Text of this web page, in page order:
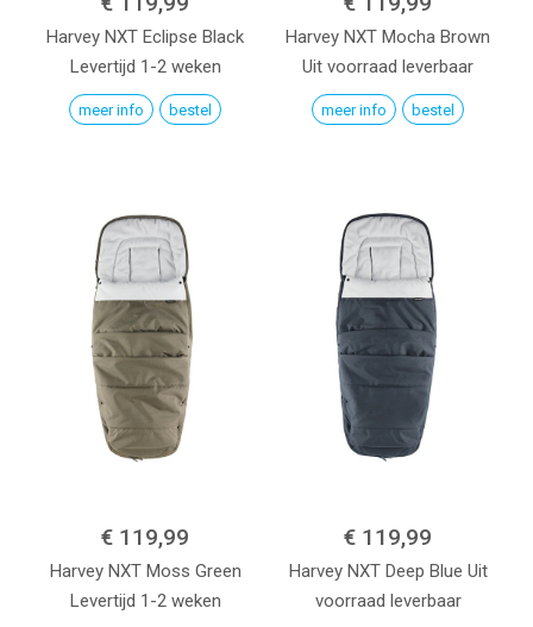
Harvey NXT Eclipse Black
Levertijd 1-2 weken
meer info bestel
Harvey NXT Mocha Brown
Uit voorraad leverbaar
meer info bestel
€ 119,99
Harvey NXT Moss Green
Levertijd 1-2 weken
€ 119,99
Harvey NXT Deep Blue Uit
voorraad leverbaar